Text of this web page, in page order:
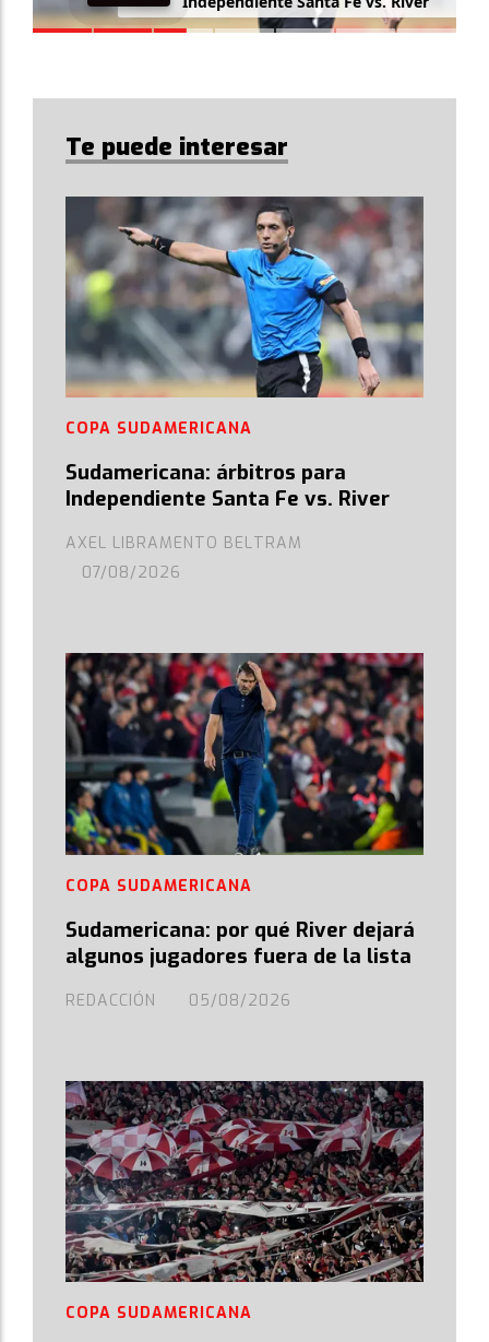
Te puede interesar
Sudamericana: árbitros para
Independiente Santa Fe vs. River
AXEL LIBRAMENTO BELTRAM
COPA SUDAMERICANA
07/08/2026
Sudamericana: por qué River dejará
algunos jugadores fuera de la lista
REDACCIÓN
COPA SUDAMERICANA
05/08/2026
COPA SUDAMERICANA